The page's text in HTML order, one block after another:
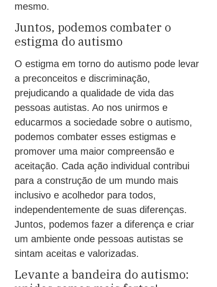
mesmo.
Juntos, podemos combater o
estigma do autismo
O estigma em torno do autismo pode levar
a preconceitos e discriminação,
prejudicando a qualidade de vida das
pessoas autistas. Ao nos unirmos e
educarmos a sociedade sobre o autismo,
podemos combater esses estigmas e
promover uma maior compreensão e
aceitação. Cada ação individual contribui
para a construção de um mundo mais
inclusivo e acolhedor para todos,
independentemente de suas diferenças.
Juntos, podemos fazer a diferença e criar
um ambiente onde pessoas autistas se
sintam aceitas e valorizadas.
Levante a bandeira do autismo: